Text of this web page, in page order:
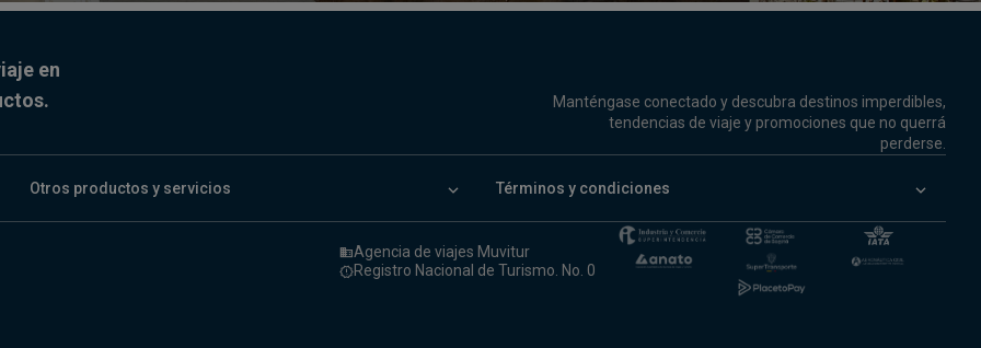
en
Manténgase conectado y descubra destinos imperdibles,
tendencias de viaje y promociones que no querrá
perderse.
Otros productos y servicios keyboard_arrow_down Términos y condiciones keyboard_arrow_down
domainAgencia de viajes Muvitur
release_alertRegistro Nacional de Turismo. No. 0